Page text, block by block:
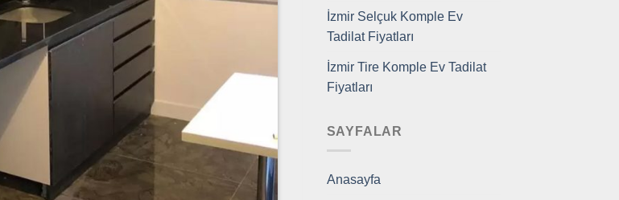
İzmir Selçuk Komple Ev
Tadilat Fiyatları
İzmir Tire Komple Ev Tadilat
Fiyatları
SAYFALAR
Anasayfa